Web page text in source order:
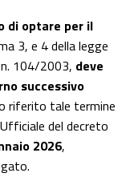
di optare per il
3, e 4 della legge
n. 104/2003, deve
successivo
riferito tale termine
del decreto
2026,